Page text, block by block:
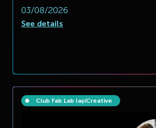
03/08/2026
See details
Club Fab Lab IașiCreative